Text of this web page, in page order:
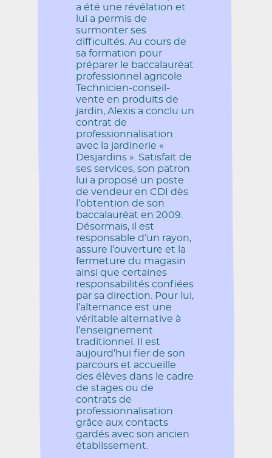
a été une révélation et
lui a permis de
surmonter ses
difficultés. Au cours de
sa formation pour
préparer le baccalauréat
professionnel agricole
Technicien-conseil-
vente en produits de
jardin, Alexis a conclu un
contrat de
professionnalisation
avec la jardinerie «
Desjardins ». Satisfait de
ses services, son patron
lui a proposé un poste
de vendeur en CDI dès
l’obtention de son
baccalauréat en 2009.
Désormais, il est
responsable d’un rayon,
assure l’ouverture et la
fermeture du magasin
ainsi que certaines
responsabilités confiées
par sa direction. Pour lui,
l’alternance est une
véritable alternative à
l’enseignement
traditionnel. Il est
aujourd’hui fier de son
parcours et accueille
des élèves dans le cadre
de stages ou de
contrats de
professionnalisation
grâce aux contacts
gardés avec son ancien
établissement.